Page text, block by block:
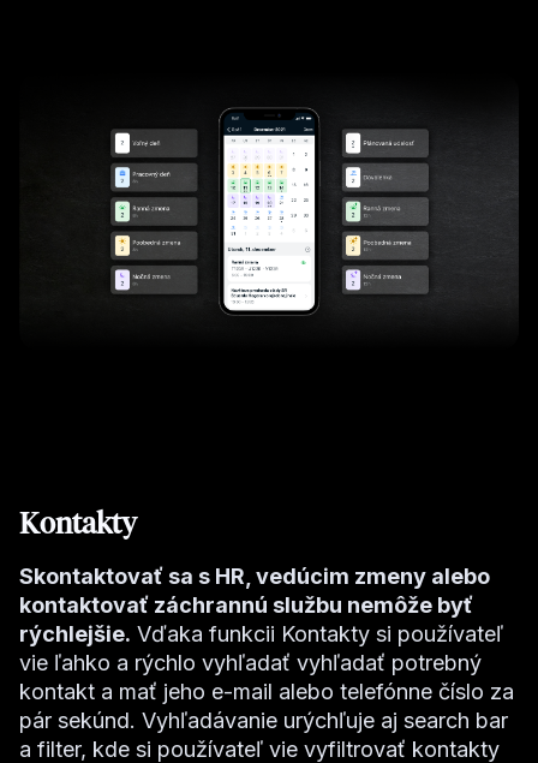
Kontakty
Skontaktovať sa s HR, vedúcim zmeny alebo
kontaktovať záchrannú službu nemôže byť
rýchlejšie. Vďaka funkcii Kontakty si používateľ
vie ľahko a rýchlo vyhľadať vyhľadať potrebný
kontakt a mať jeho e-mail alebo telefónne číslo za
pár sekúnd. Vyhľadávanie urýchľuje aj search bar
a filter, kde si používateľ vie vyfiltrovať kontakty